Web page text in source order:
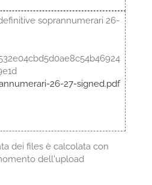
soprannumerari 26-
26-27-signed.pdf
dei files è calcolata con
dell'upload